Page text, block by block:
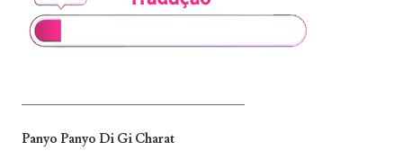
_______________________________
Panyo Panyo Di Gi Charat